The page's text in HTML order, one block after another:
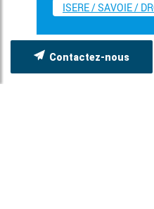
ISERE / SAVOIE /
Contactez-nous